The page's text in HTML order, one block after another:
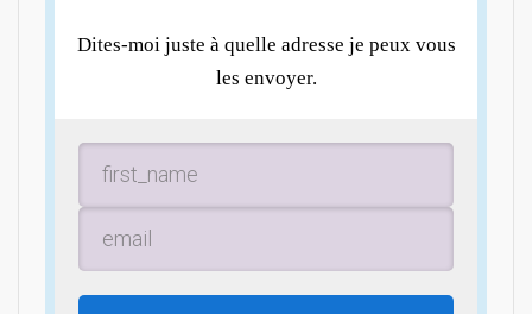
Dites-moi juste à quelle adresse je peux vous
les envoyer.